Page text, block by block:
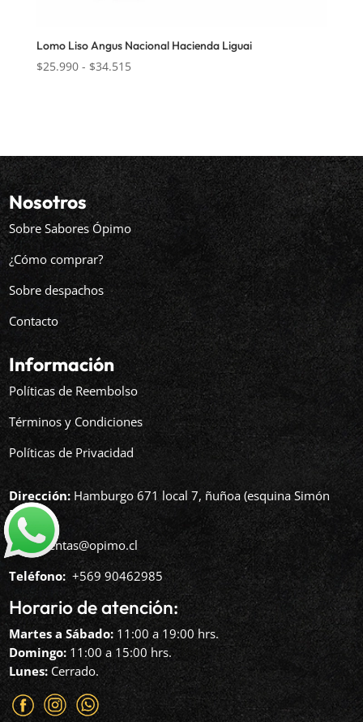
Lomo Liso Angus Nacional Hacienda Liguai
$25.990 - $34.515Rango
hasta
$34.515
Nosotros
Sobre Sabores Ópimo
¿Cómo comprar?
Sobre despachos
Contacto
Información
Políticas de Reembolso
Términos y Condiciones
Políticas de Privacidad
Dirección: Hamburgo 671 local 7, ñuñoa (esquina Simón
Bolívar).
Mail: ventas@opimo.cl
Teléfono: ‪+569 90462985‬
Horario de atención:
Martes a Sábado: 11:00 a 19:00 hrs.
Domingo: 11:00 a 15:00 hrs.
Lunes: Cerrado.